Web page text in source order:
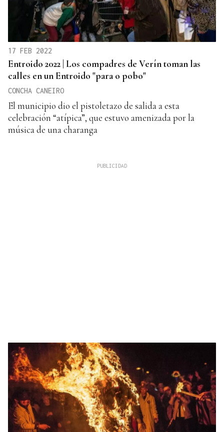
17 FEB 2022
Entroido 2022 | Los compadres de Verín toman las
calles en un Entroido "para o pobo"
CONCHA CANEIRO
El municipio dio el pistoletazo de salida a esta
celebración “atípica”, que estuvo amenizada por la
música de una charanga